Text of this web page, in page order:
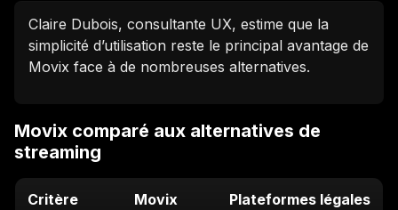
Claire Dubois, consultante UX, estime que la
simplicité d’utilisation reste le principal avantage de
Movix face à de nombreuses alternatives.
Movix comparé aux alternatives de
streaming
Critère Movix Plateformes légales